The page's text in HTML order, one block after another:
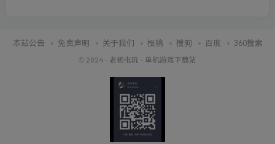
本站公告 免责声明 关于我们 投稿 搜狗 百度 360搜索
© 2024 · 老杨电玩 · 单机游戏下载站